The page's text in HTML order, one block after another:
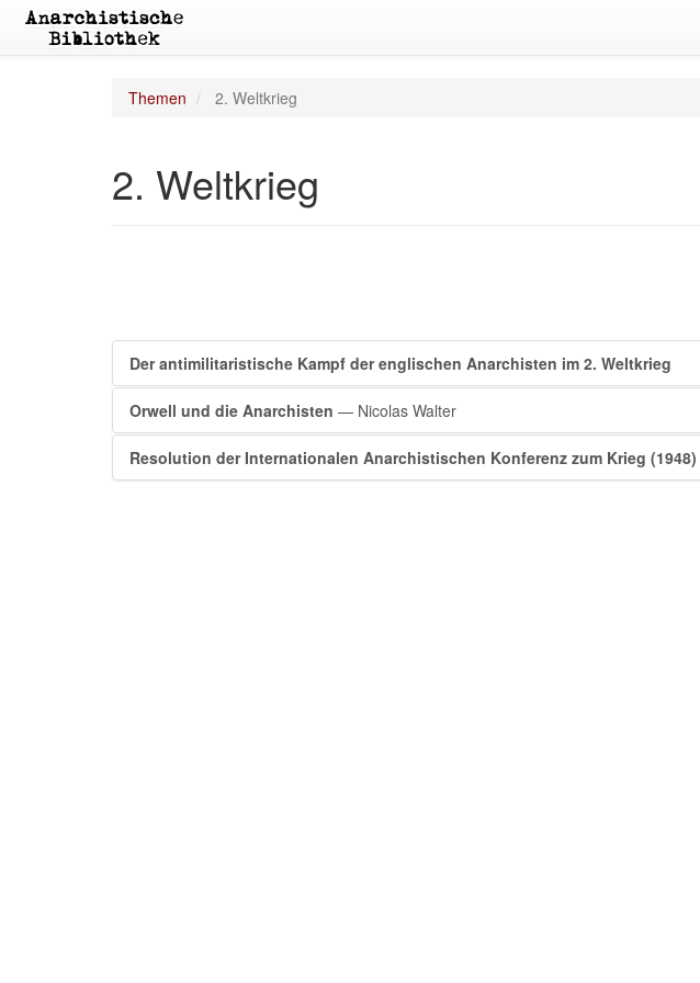
Themen 2. Weltkrieg
2. Weltkrieg
Der antimilitaristische Kampf der englischen Anarchisten im 2. Weltkrieg
Orwell und die Anarchisten — Nicolas Walter
Resolution der Internationalen Anarchistischen Konferenz zum Krieg (1948)